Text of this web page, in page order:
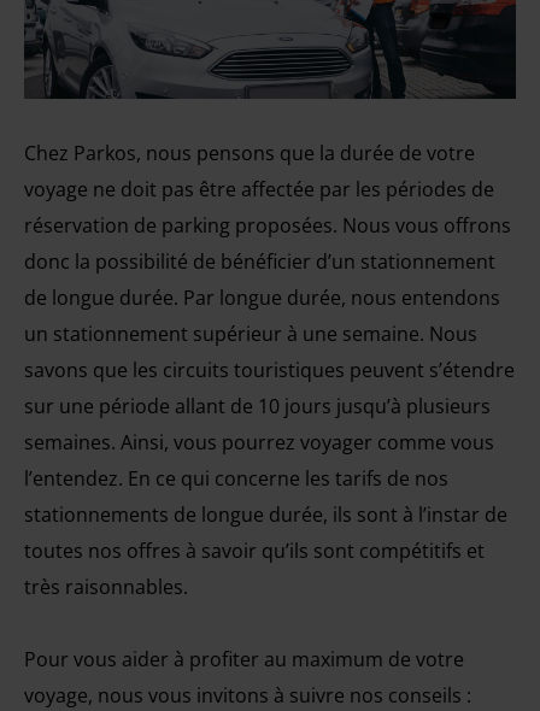
Chez Parkos, nous pensons que la durée de votre
voyage ne doit pas être affectée par les périodes de
réservation de parking proposées. Nous vous offrons
donc la possibilité de bénéficier d’un stationnement
de longue durée. Par longue durée, nous entendons
un stationnement supérieur à une semaine. Nous
savons que les circuits touristiques peuvent s’étendre
sur une période allant de 10 jours jusqu’à plusieurs
semaines. Ainsi, vous pourrez voyager comme vous
l’entendez. En ce qui concerne les tarifs de nos
stationnements de longue durée, ils sont à l’instar de
toutes nos offres à savoir qu’ils sont compétitifs et
très raisonnables.
Pour vous aider à profiter au maximum de votre
voyage, nous vous invitons à suivre nos conseils :